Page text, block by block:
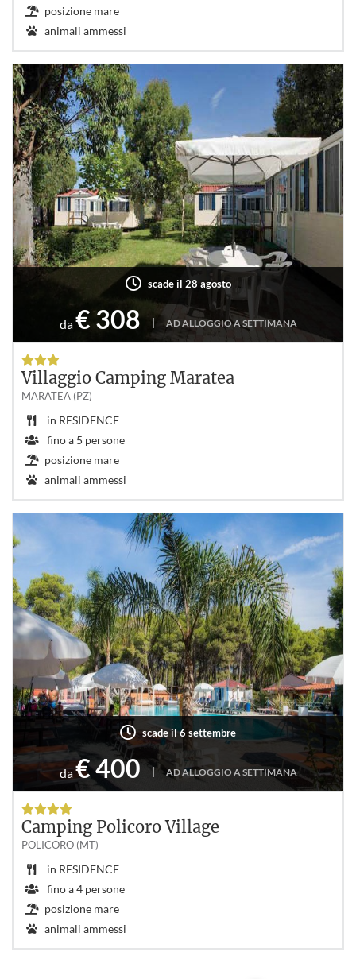
posizione mare
animali ammessi
scade il 28 agosto
da€ 308 | AD ALLOGGIO A SETTIMANA
Villaggio Camping Maratea
MARATEA (PZ)
in RESIDENCE
fino a 5 persone
posizione mare
animali ammessi
scade il 6 settembre
da€ 400 | AD ALLOGGIO A SETTIMANA
Camping Policoro Village
POLICORO (MT)
in RESIDENCE
fino a4 persone
posizione mare
animali ammessi